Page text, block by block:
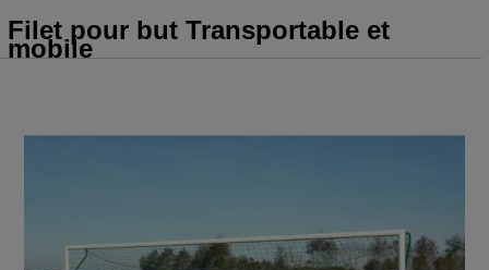
Filet pour but Transportable et
mobile